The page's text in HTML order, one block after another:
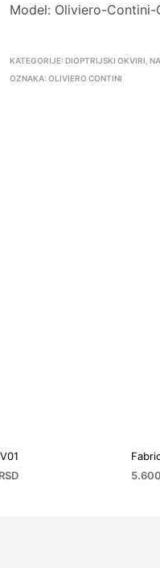
Model: Oliviero-Contini-
KATEGORIJE:DIOPTRIJSKI OKVIRI ,
OZNAKA:OLIVIERO CONTINI
RSD